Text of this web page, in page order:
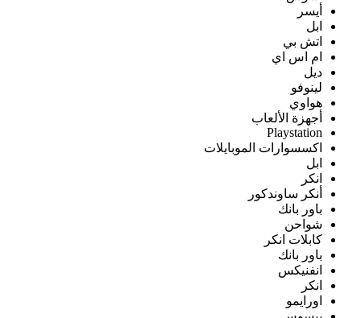
أيسر
ابل
اتش بي
ام اس اي
ديل
لينوفو
هواوي
أجهزة الألعاب
Playstation
اكسسوارات الموبايلات
ابل
انكر
أنكر ساوندكور
باور بانك
شواحن
كابلات انكر
باور بانك
انفنيكس
انكر
اورايمو